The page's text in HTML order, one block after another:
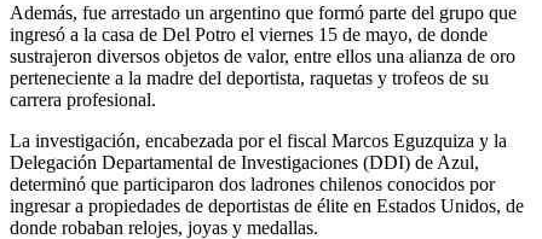
Además, fue arrestado un argentino que formó parte del grupo que
ingresó a la casa de Del Potro el viernes 15 de mayo, de donde
sustrajeron diversos objetos de valor, entre ellos una alianza de oro
perteneciente a la madre del deportista, raquetas y trofeos de su
carrera profesional.
La investigación, encabezada por el fiscal Marcos Eguzquiza y la
Delegación Departamental de Investigaciones (DDI) de Azul,
determinó que participaron dos ladrones chilenos conocidos por
ingresar a propiedades de deportistas de élite en Estados Unidos, de
donde robaban relojes, joyas y medallas.